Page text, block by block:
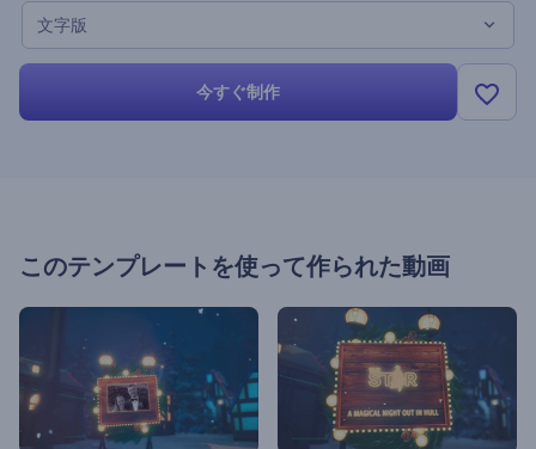
ださい。
文字版
今すぐ制作
このテンプレートを使って作られた動画